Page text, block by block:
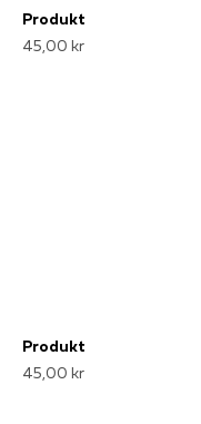
Produkt
45,00 kr
Produkt
45,00 kr